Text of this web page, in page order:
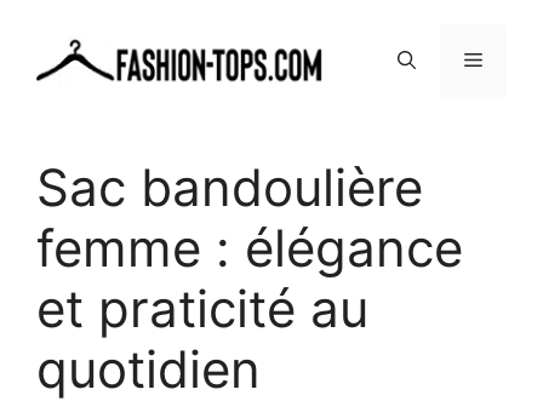
contenu
MENU
Sac bandoulière
femme : élégance
et praticité au
quotidien